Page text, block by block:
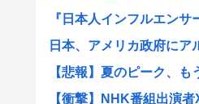
『日本人インフルエン
日本、アメリカ政府にア
【悲報】夏のピーク、
【衝撃】NHK番組出演